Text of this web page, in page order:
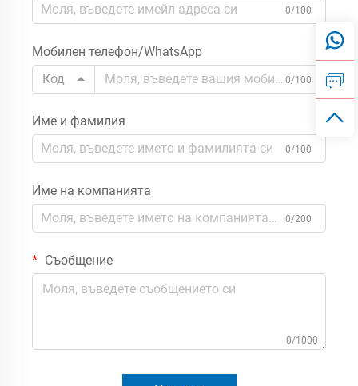
0/100
Мобилен телефон/WhatsApp
Код
0/100
Име и фамилия
0/100
Име на компанията
0/200
Съобщение
0/1000